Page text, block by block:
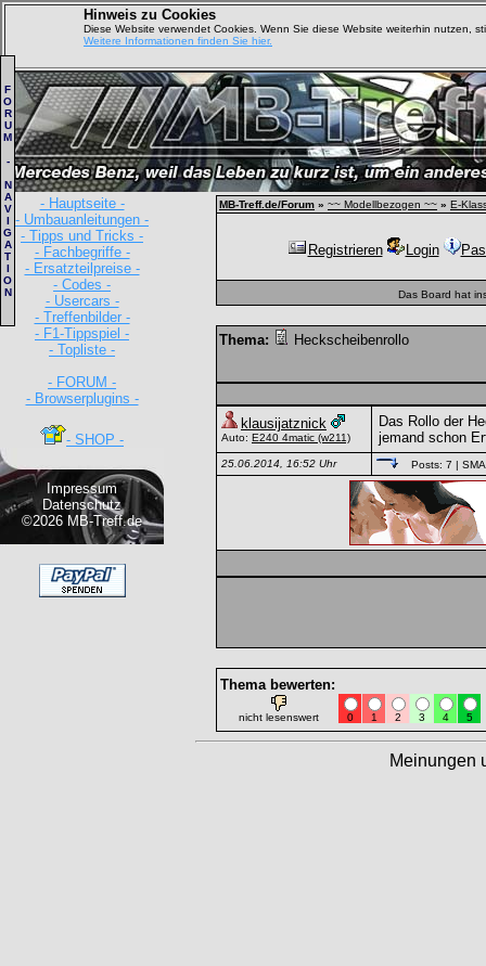
Hinweis zu Cookies
Diese Website verwendet Cookies. Wenn Sie diese Website weiterhin nutzen,
Weitere Informationen finden Sie hier.
- Hauptseite -
- Umbauanleitungen -
- Tipps und Tricks -
- Fachbegriffe -
- Ersatzteilpreise -
- Codes -
- Usercars -
- Treffenbilder -
- F1-Tippspiel -
- Topliste -
- FORUM -
- Browserplugins -
- SHOP -
Impressum
Datenschutz
©2026 MB-Treff.de
F
O
R
U
M
-
N
A
V
I
G
A
T
I
O
N
MB-Treff.de/Forum » ~~ Modellbezogen ~~ » E-
Registrieren Login
Das Board hat
Thema: Heckscheibenrollo
klausijatznick
Auto: E240 4matic (w211)
Das Rollo der
jemand schon
25.06.2014, 16:52 Uhr Posts: 7 |
Thema bewerten:
nicht lesenswert 0 1 2 3 4 5
Meinungen